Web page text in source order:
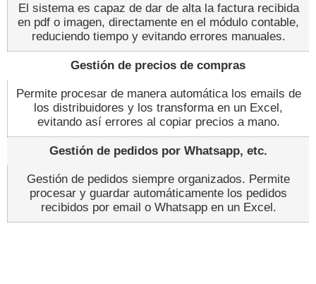
El sistema es capaz de dar de alta la factura recibida
en pdf o imagen, directamente en el módulo contable,
reduciendo tiempo y evitando errores manuales.
Gestión de precios de compras
Permite procesar de manera automática los emails de
los distribuidores y los transforma en un Excel,
evitando así errores al copiar precios a mano.
Gestión de pedidos por Whatsapp, etc.
Gestión de pedidos siempre organizados. Permite
procesar y guardar automáticamente los pedidos
recibidos por email o Whatsapp en un Excel.